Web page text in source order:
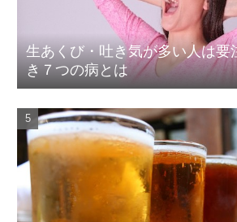
生あくび・吐き気が多い人は要
き７つの病とは